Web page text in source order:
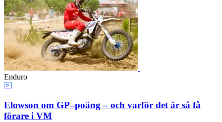
Enduro
Elowson om GP–poäng – och varför det är så få
förare i VM